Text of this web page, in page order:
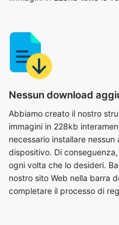
Nessun download
Abbiamo creato il nostro
immagini in 228kb
necessario installare nessun
ogni volta che lo desideri.
nostro sito Web nella barra
completare il processo di